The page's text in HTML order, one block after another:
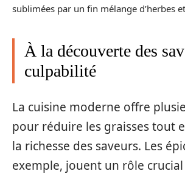
sublimées par un fin mélange d’herbes et
À la découverte des
culpabilité
La cuisine moderne offre
pour réduire les graisses tout
la richesse des saveurs. Les
exemple, jouent un rôle